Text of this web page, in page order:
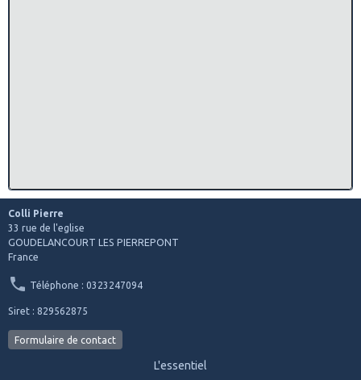
Colli Pierre
33 rue de l'eglise
GOUDELANCOURT LES PIERREPONT
France
Téléphone : 0323247094
Siret : 829562875
Formulaire de contact
L'essentiel